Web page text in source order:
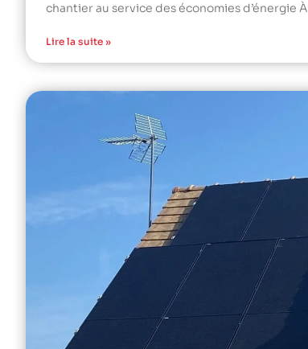
chantier au service des économies d’énergie À
Lire la suite »